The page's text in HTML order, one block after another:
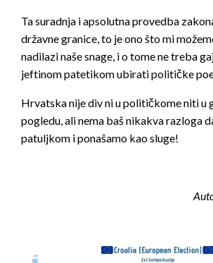
Ta suradnja i apsolutna provedba
državne granice, to je ono što mi
nadilazi naše snage, i o tome ne treba
jeftinom patetikom ubirati političke
Hrvatska nije div ni u političkome niti u
pogledu, ali nema baš nikakva razloga
patuljkom i ponašamo kao sluge!